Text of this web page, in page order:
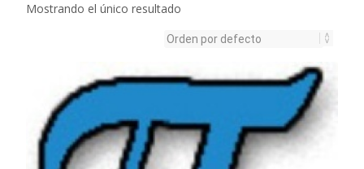
Mostrando el único resultado